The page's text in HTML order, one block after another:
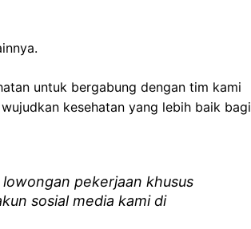
untuk bergabung dengan tim kami
kesehatan yang lebih baik bagi
pekerjaan khusus
sosial media kami di